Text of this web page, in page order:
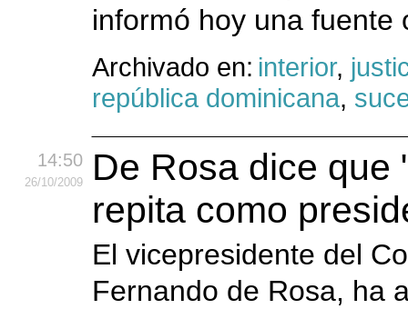
informó hoy una fuente
Archivado en: interior,
república dominicana,
14:50
26/10/2009
De Rosa dice que
repita como
El vicepresidente del
Fernando de Rosa, ha